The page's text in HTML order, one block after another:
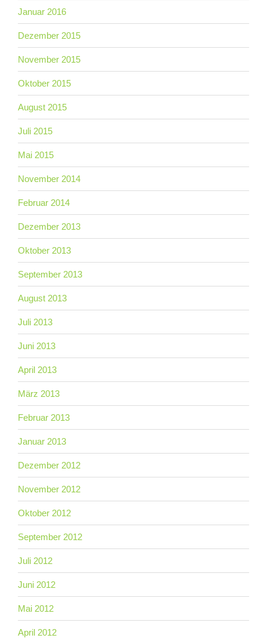
Januar 2016
Dezember 2015
November 2015
Oktober 2015
August 2015
Juli 2015
Mai 2015
November 2014
Februar 2014
Dezember 2013
Oktober 2013
September 2013
August 2013
Juli 2013
Juni 2013
April 2013
März 2013
Februar 2013
Januar 2013
Dezember 2012
November 2012
Oktober 2012
September 2012
Juli 2012
Juni 2012
Mai 2012
April 2012